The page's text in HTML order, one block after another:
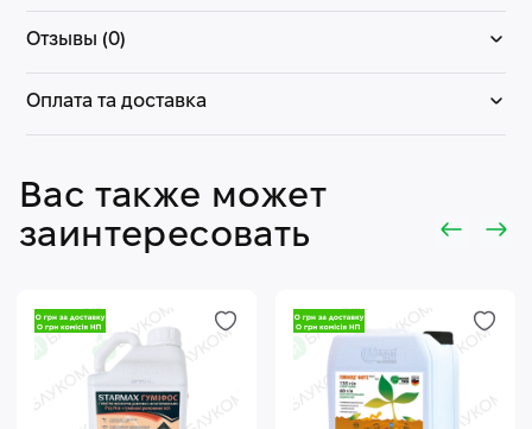
Отзывы (0)
Оплата та доставка
Вас также может
заинтересовать